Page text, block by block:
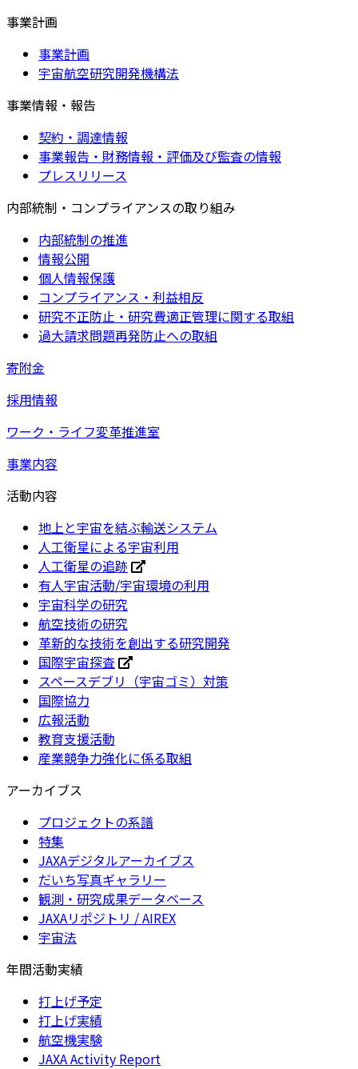
事業計画
事業計画
宇宙航空研究開発機構法
事業情報・報告
契約・調達情報
事業報告・財務情報・評価及び監査の情報
プレスリリース
内部統制・コンプライアンスの取り組み
内部統制の推進
情報公開
個人情報保護
コンプライアンス・利益相反
研究不正防止・研究費適正管理に関する取組
過大請求問題再発防止への取組
寄附金
採用情報
ワーク・ライフ変革推進室
事業内容
活動内容
地上と宇宙を結ぶ輸送システム
人工衛星による宇宙利用
人工衛星の追跡
有人宇宙活動/宇宙環境の利用
宇宙科学の研究
航空技術の研究
革新的な技術を創出する研究開発
国際宇宙探査
スペースデブリ（宇宙ゴミ）対策
国際協力
広報活動
教育支援活動
産業競争力強化に係る取組
アーカイブス
プロジェクトの系譜
特集
JAXAデジタルアーカイブス
だいち写真ギャラリー
観測・研究成果データベース
JAXAリポジトリ / AIREX
宇宙法
年間活動実績
打上げ予定
打上げ実績
航空機実験
JAXA Activity Report